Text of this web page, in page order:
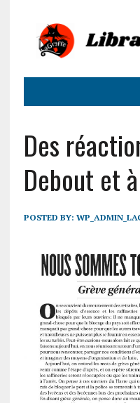
Des
Debout et
POSTED BY: